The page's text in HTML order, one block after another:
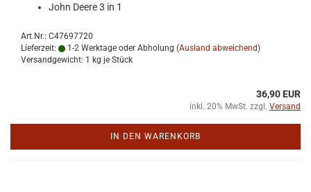
John Deere 3 in 1
Art.Nr.: C47697720
Lieferzeit:
1-2 Werktage oder Abholung (Ausland abweichend)
Versandgewicht: 1 kg je Stück
36,90 EUR
inkl. 20% MwSt. zzgl. Versand
IN DEN WARENKORB